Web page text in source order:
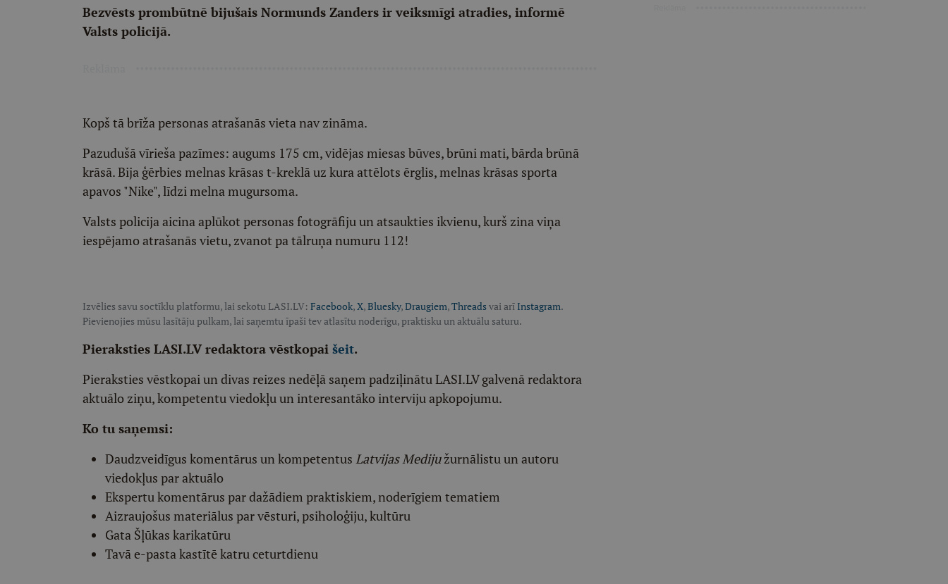
Bezvēsts prombūtnē bijušais Normunds Zanders ir veiksmīgi atradies, informē
Valsts policijā.
Kopš tā brīža personas atrašanās vieta nav zināma.
Pazudušā vīrieša pazīmes: augums 175 cm, vidējas miesas būves, brūni mati, bārda brūnā
krāsā. Bija ģērbies melnas krāsas t-kreklā uz kura attēlots ērglis, melnas krāsas sporta
apavos "Nike", līdzi melna mugursoma.
Valsts policija aicina aplūkot personas fotogrāfiju un atsaukties ikvienu, kurš zina viņa
iespējamo atrašanās vietu, zvanot pa tālruņa numuru 112!
Izvēlies savu soctīklu platformu, lai sekotu LASI.LV: Facebook,X,Bluesky,Draugiem,Threadsvai arī Instagram.
Pievienojies mūsu lasītāju pulkam, lai saņemtu īpaši tev atlasītu noderīgu, praktisku un aktuālu saturu.
Pieraksties LASI.LV redaktora vēstkopai šeit.
Pieraksties vēstkopai un divas reizes nedēļā saņem padziļinātu LASI.LV galvenā redaktora
aktuālo ziņu, kompetentu viedokļu un interesantāko interviju apkopojumu.
Ko tu saņemsi:
Daudzveidīgus komentārus un kompetentus Latvijas Medijužurnālistu un autoru
viedokļus par aktuālo
Ekspertu komentārus par dažādiem praktiskiem, noderīgiem tematiem
Aizraujošus materiālus par vēsturi, psiholoģiju, kultūru
Gata Šļūkas karikatūru
Tavā e-pasta kastītē katru ceturtdienu